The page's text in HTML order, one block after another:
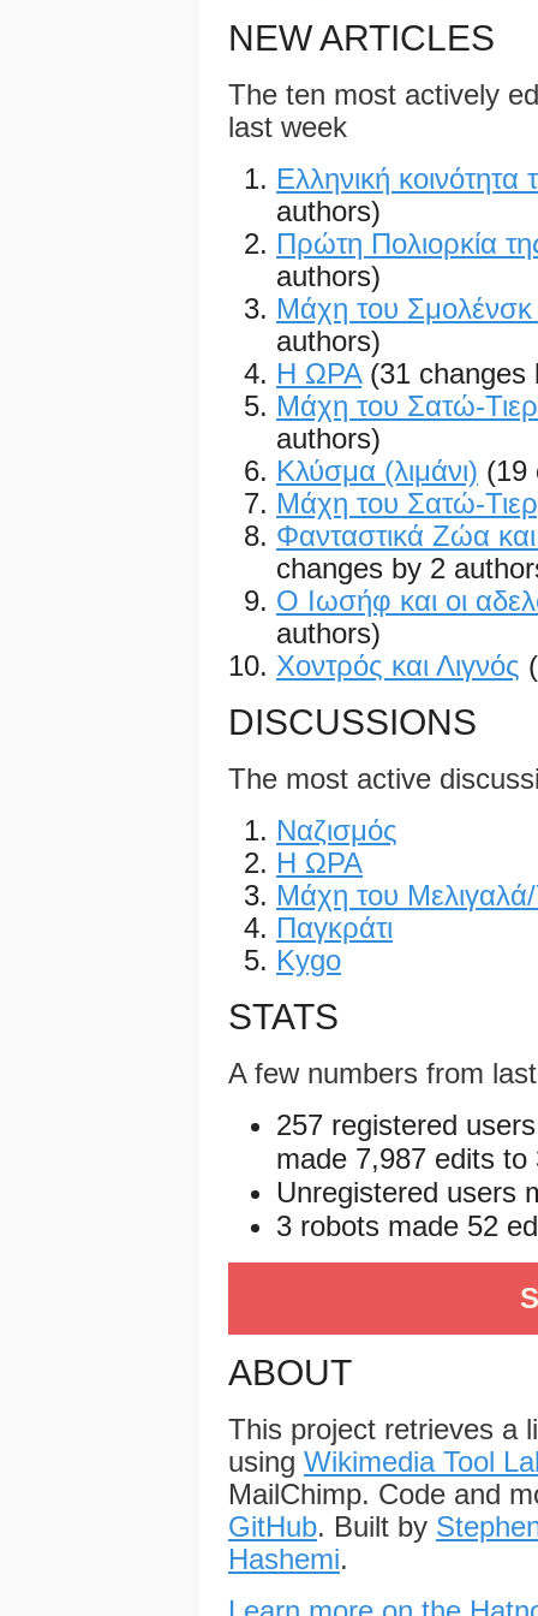
NEW ARTICLES
The ten most actively
last week
Ελληνική κοινότητα
authors)
Πρώτη Πολιορκία
authors)
Μάχη του
authors)
Η ΩΡΑ (31 changes
Μάχη του Σατώ-
authors)
Κλύσμα (λιμάνι) (19
Μάχη του Σατώ-
Φανταστικά Ζώα και
changes by 2
Ο Ιωσήφ και οι
authors)
Χοντρός και Λιγνός
DISCUSSIONS
The most active
Ναζισμός
Η ΩΡΑ
Μάχη του
Παγκράτι
Kygo
STATS
A few numbers from
257 registered
made 7,987 edits to
Unregistered users
3 robots made 52
ABOUT
This project retrieves a
using Wikimedia Tool
MailChimp. Code and
GitHub. Built by
Hashemi.